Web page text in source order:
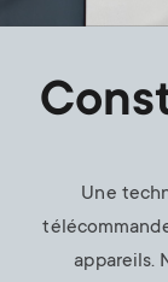
Une
appareils.